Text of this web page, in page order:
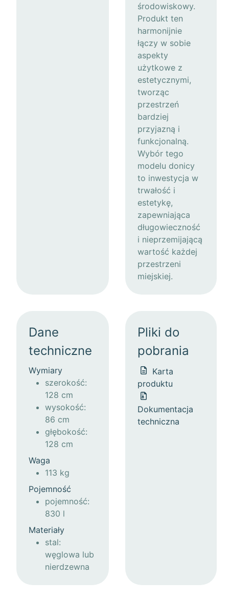
środowiskowy.
Produkt ten
harmonijnie
łączy w sobie
aspekty
użytkowe z
estetycznymi,
tworząc
przestrzeń
bardziej
przyjazną i
funkcjonalną.
Wybór tego
modelu donicy
to inwestycja w
trwałość i
estetykę,
zapewniająca
długowieczność
i nieprzemijającą
wartość każdej
przestrzeni
miejskiej.
Dane
techniczne
Wymiary
szerokość:
128 cm
wysokość:
86 cm
głębokość:
128 cm
Waga
113 kg
Pojemność
pojemność:
830 l
Materiały
stal:
węglowa lub
nierdzewna
Pliki do
pobrania
Karta
produktu
Dokumentacja
techniczna